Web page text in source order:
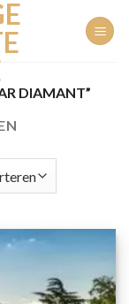
DIAMANT”